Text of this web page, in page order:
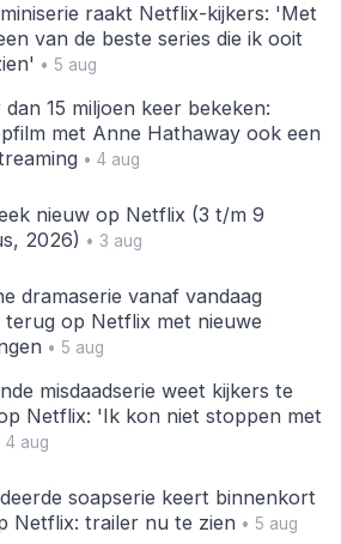
raakt Netflix-kijkers: 'Met
van de beste series die ik ooit
• 5 aug
dan 15 miljoen keer bekeken:
met Anne Hathaway ook een
• 4 aug
nieuw op Netflix (3 t/m 9
2026) • 3 aug
dramaserie vanaf vandaag
terug op Netflix met nieuwe
• 5 aug
misdaadserie weet kijkers te
Netflix: 'Ik kon niet stoppen met
4 aug
soapserie keert binnenkort
Netflix: trailer nu te zien• 5 aug